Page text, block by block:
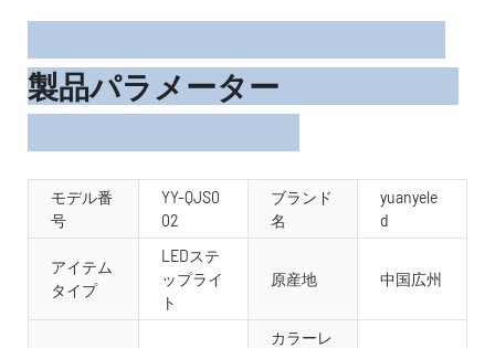
製品パラメーター
モデル番
号
YY-QJS0
02
ブランド
名
yuanyele
d
アイテム
タイプ
LEDステ
ップライ
ト
原産地 中国広州
カラーレ